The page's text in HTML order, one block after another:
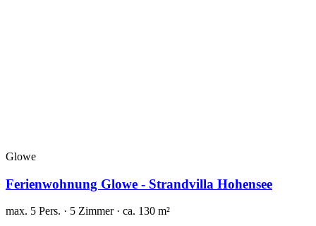
Glowe
Ferienwohnung Glowe - Strandvilla Hohensee
max. 5 Pers. · 5 Zimmer · ca. 130 m²